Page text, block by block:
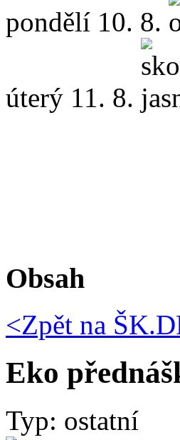
pondělí 10. 8.
úterý 11. 8.
Obsah
<Zpět na
Eko
Typ: ostatní